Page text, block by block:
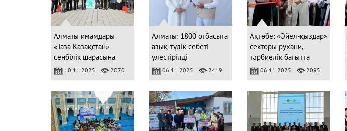
Алматы имамдары
«Таза Қазақстан»
сенбілік шарасына
қатысты
10.11.2025 2070
Алматы: 1800 отбасыға
азық-түлік себеті
үлестірілді
06.11.2025 2419
Ақтөбе: «Әйел-қыздар»
секторы рухани,
тәрбиелік бағытта
бірнеше шаралар
өткізді
06.11.2025 2095